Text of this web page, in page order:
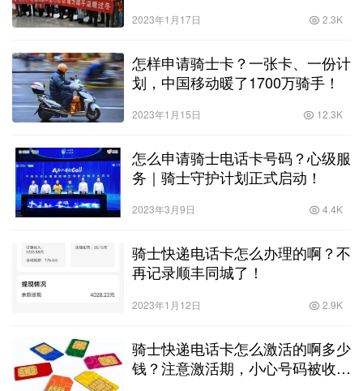
2023年1月17日 2.3K
怎样申请骑士卡？一张卡、一份计
划，中国移动暖了1700万骑手！
2023年1月15日 12.3K
怎么申请骑士电话卡号码？心级服
务｜骑士守护计划正式启动！
2023年3月9日 4.4K
骑士快递电话卡怎么办理的啊？不
再记录顺丰同城了！
2023年1月12日 2.9K
骑士快递电话卡怎么激活的啊多少
钱？注意激活期，小心号码被收